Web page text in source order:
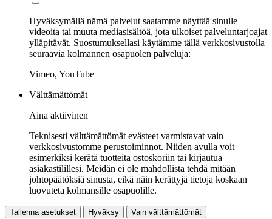
Hyväksymällä nämä palvelut saatamme näyttää sinulle
videoita tai muuta mediasisältöä, jota ulkoiset palveluntarjoajat
ylläpitävät. Suostumuksellasi käytämme tällä verkkosivustolla
seuraavia kolmannen osapuolen palveluja:
Vimeo, YouTube
Välttämättömät
Aina aktiivinen
Teknisesti välttämättömät evästeet varmistavat vain
verkkosivustomme perustoiminnot. Niiden avulla voit
esimerkiksi kerätä tuotteita ostoskoriin tai kirjautua
asiakastilillesi. Meidän ei ole mahdollista tehdä mitään
johtopäätöksiä sinusta, eikä näin kerättyjä tietoja koskaan
luovuteta kolmansille osapuolille.
Tallenna asetukset Hyväksy Vain välttämättömät